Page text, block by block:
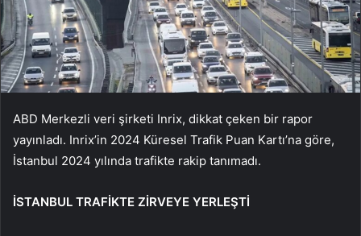
ABD Merkezli veri şirketi Inrix, dikkat çeken bir rapor
yayınladı. Inrix’in 2024 Küresel Trafik Puan Kartı’na göre,
İstanbul 2024 yılında trafikte rakip tanımadı.
İSTANBUL TRAFİKTE ZİRVEYE YERLEŞTİ